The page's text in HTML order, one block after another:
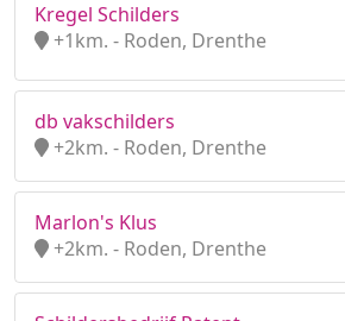
Kregel Schilders
+1km. - Roden, Drenthe
db vakschilders
+2km. - Roden, Drenthe
Marlon's Klus
+2km. - Roden, Drenthe